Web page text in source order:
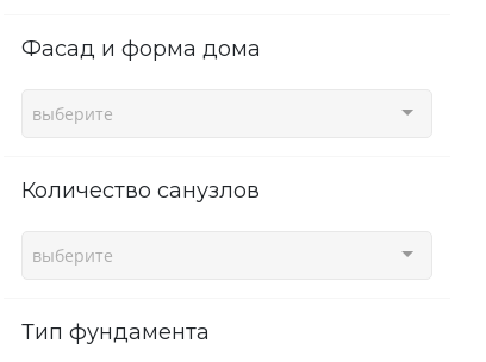
фасад и форма дома
выберите
Количество санузлов
выберите
Тип фундамента